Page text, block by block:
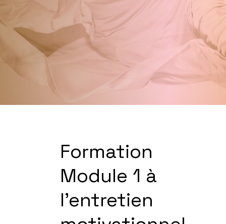
Formation
Module 1 à
l'entretien